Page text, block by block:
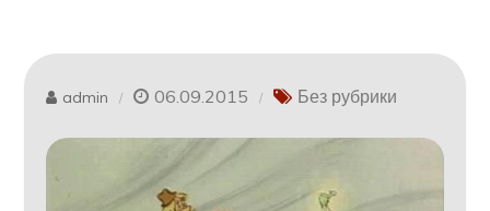
admin 06.09.2015 Без рубрики